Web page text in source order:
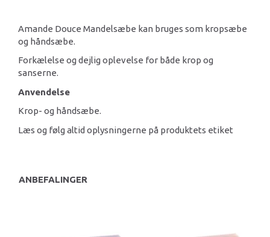
Amande Douce Mandelsæbe kan bruges som kropsæbe
og håndsæbe.
Forkælelse og dejlig oplevelse for både krop og
sanserne.
Anvendelse
Krop- og håndsæbe.
Læs og følg altid oplysningerne på produktets etiket
ANBEFALINGER